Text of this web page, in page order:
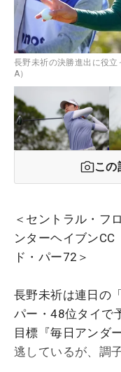
長野未祈の決勝進出に役
A）
この
＜セントラル・
ンターヘイブン
ド・パー72＞
長野未祈は連日の
パー・48位タイで
目標『毎日アンダ
逃しているが、調